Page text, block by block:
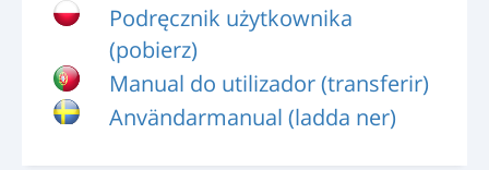
Podręcznik użytkownika
(pobierz)
Manual do utilizador (transferir)
Användarmanual (ladda ner)